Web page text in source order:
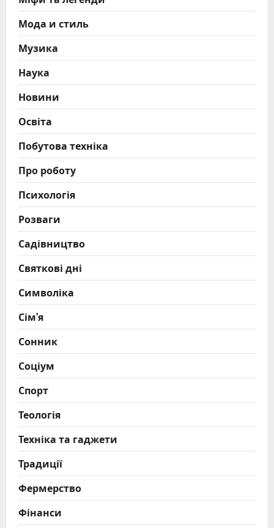
Мода и стиль
Музика
Наука
Новини
Освіта
Побутова техніка
Про роботу
Психологія
Розваги
Садівництво
Святкові дні
Символіка
Сім’я
Сонник
Соціум
Спорт
Теологія
Техніка та гаджети
Традиції
Фермерство
Фінанси